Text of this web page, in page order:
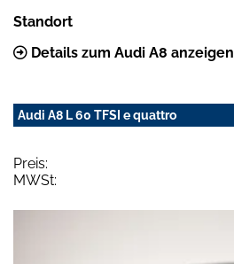
Standort
Details zum Audi A8 anzeigen
Audi A8 L 60 TFSI e quattro
Preis:
MWSt: